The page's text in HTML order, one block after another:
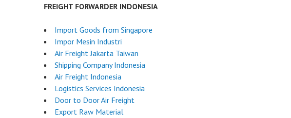
FREIGHT FORWARDER INDONESIA
Import Goods from Singapore
Impor Mesin Industri
Air Freight Jakarta Taiwan
Shipping Company Indonesia
Air Freight Indonesia
Logistics Services Indonesia
Door to Door Air Freight
Export Raw Material